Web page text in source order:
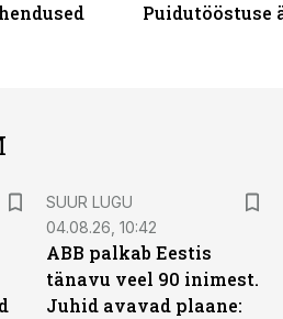
Puidutööstuse
SUUR LUGU
04.08.26, 10:42
ABB palkab Eestis
tänavu veel 90 inimest.
Juhid avavad plaane: